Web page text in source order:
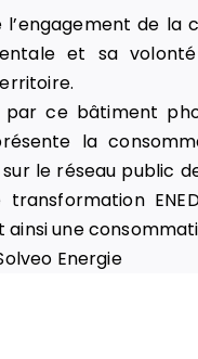
de la
et sa
par ce bâtiment
la
le réseau public
une
Energie